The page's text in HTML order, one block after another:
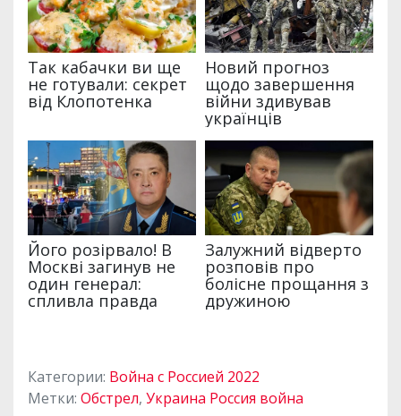
Категории: Война с Россией 2022
Метки: Обстрел, Украина Россия война